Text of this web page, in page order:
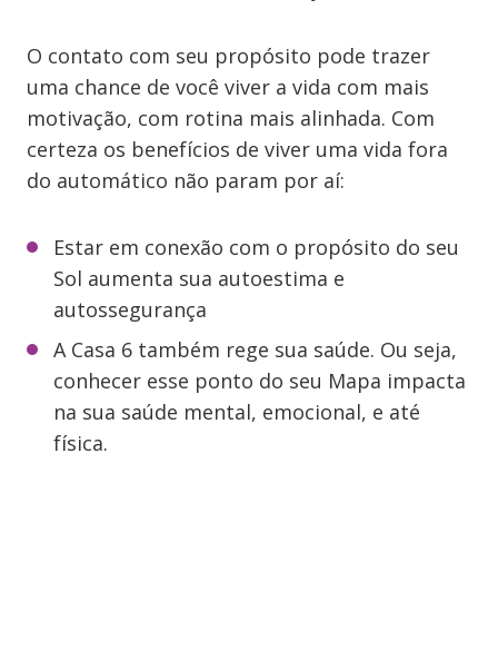
O contato com seu propósito pode trazer
uma chance de você viver a vida com mais
motivação, com rotina mais alinhada. Com
certeza os benefícios de viver uma vida fora
do automático não param por aí:
Estar em conexão com o propósito do seu
Sol aumenta sua autoestima e
autossegurança
A Casa 6 também rege sua saúde. Ou seja,
conhecer esse ponto do seu Mapa impacta
na sua saúde mental, emocional, e até
física.